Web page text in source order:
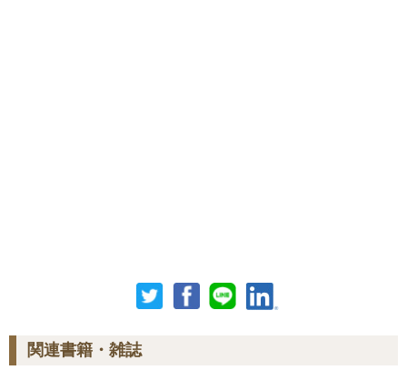
関連書籍・雑誌